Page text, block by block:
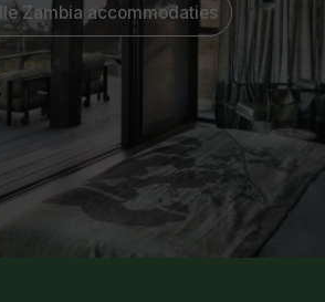
Zambia accommodaties